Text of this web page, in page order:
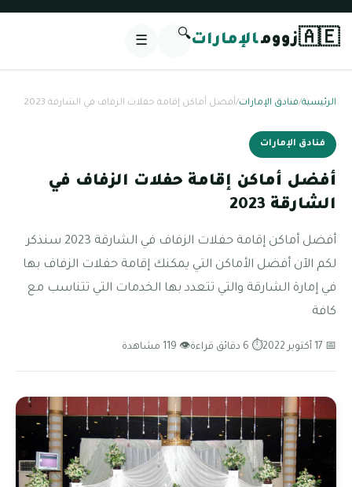
🇦🇪زوومالإمارات🔍
☰
الرئيسية/فنادق الإمارات/أفضل أماكن إقامة حفلات الزفاف في الشارقة 2023
فنادق الإمارات
أفضل أماكن إقامة حفلات الزفاف في
الشارقة 2023
أفضل أماكن إقامة حفلات الزفاف في الشارقة 2023 سنذكر
لكم الآن أفضل الأماكن التي يمكنك إقامة حفلات الزفاف بها
في إمارة الشارقة والتي تتعدد بها الخدمات التي تتناسب مع
كافة
📅 17 أكتوبر 2022 ⏱ 6 دقائق قراءة 👁 119 مشاهدة